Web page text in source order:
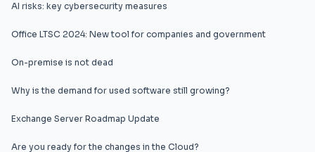
AI risks: key cybersecurity measures
Office LTSC 2024: New tool for companies and government
On-premise is not dead
Why is the demand for used software still growing?
Exchange Server Roadmap Update
Are you ready for the changes in the Cloud?